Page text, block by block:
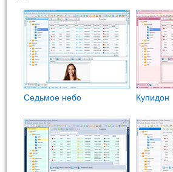
Седьмое небо Купидон